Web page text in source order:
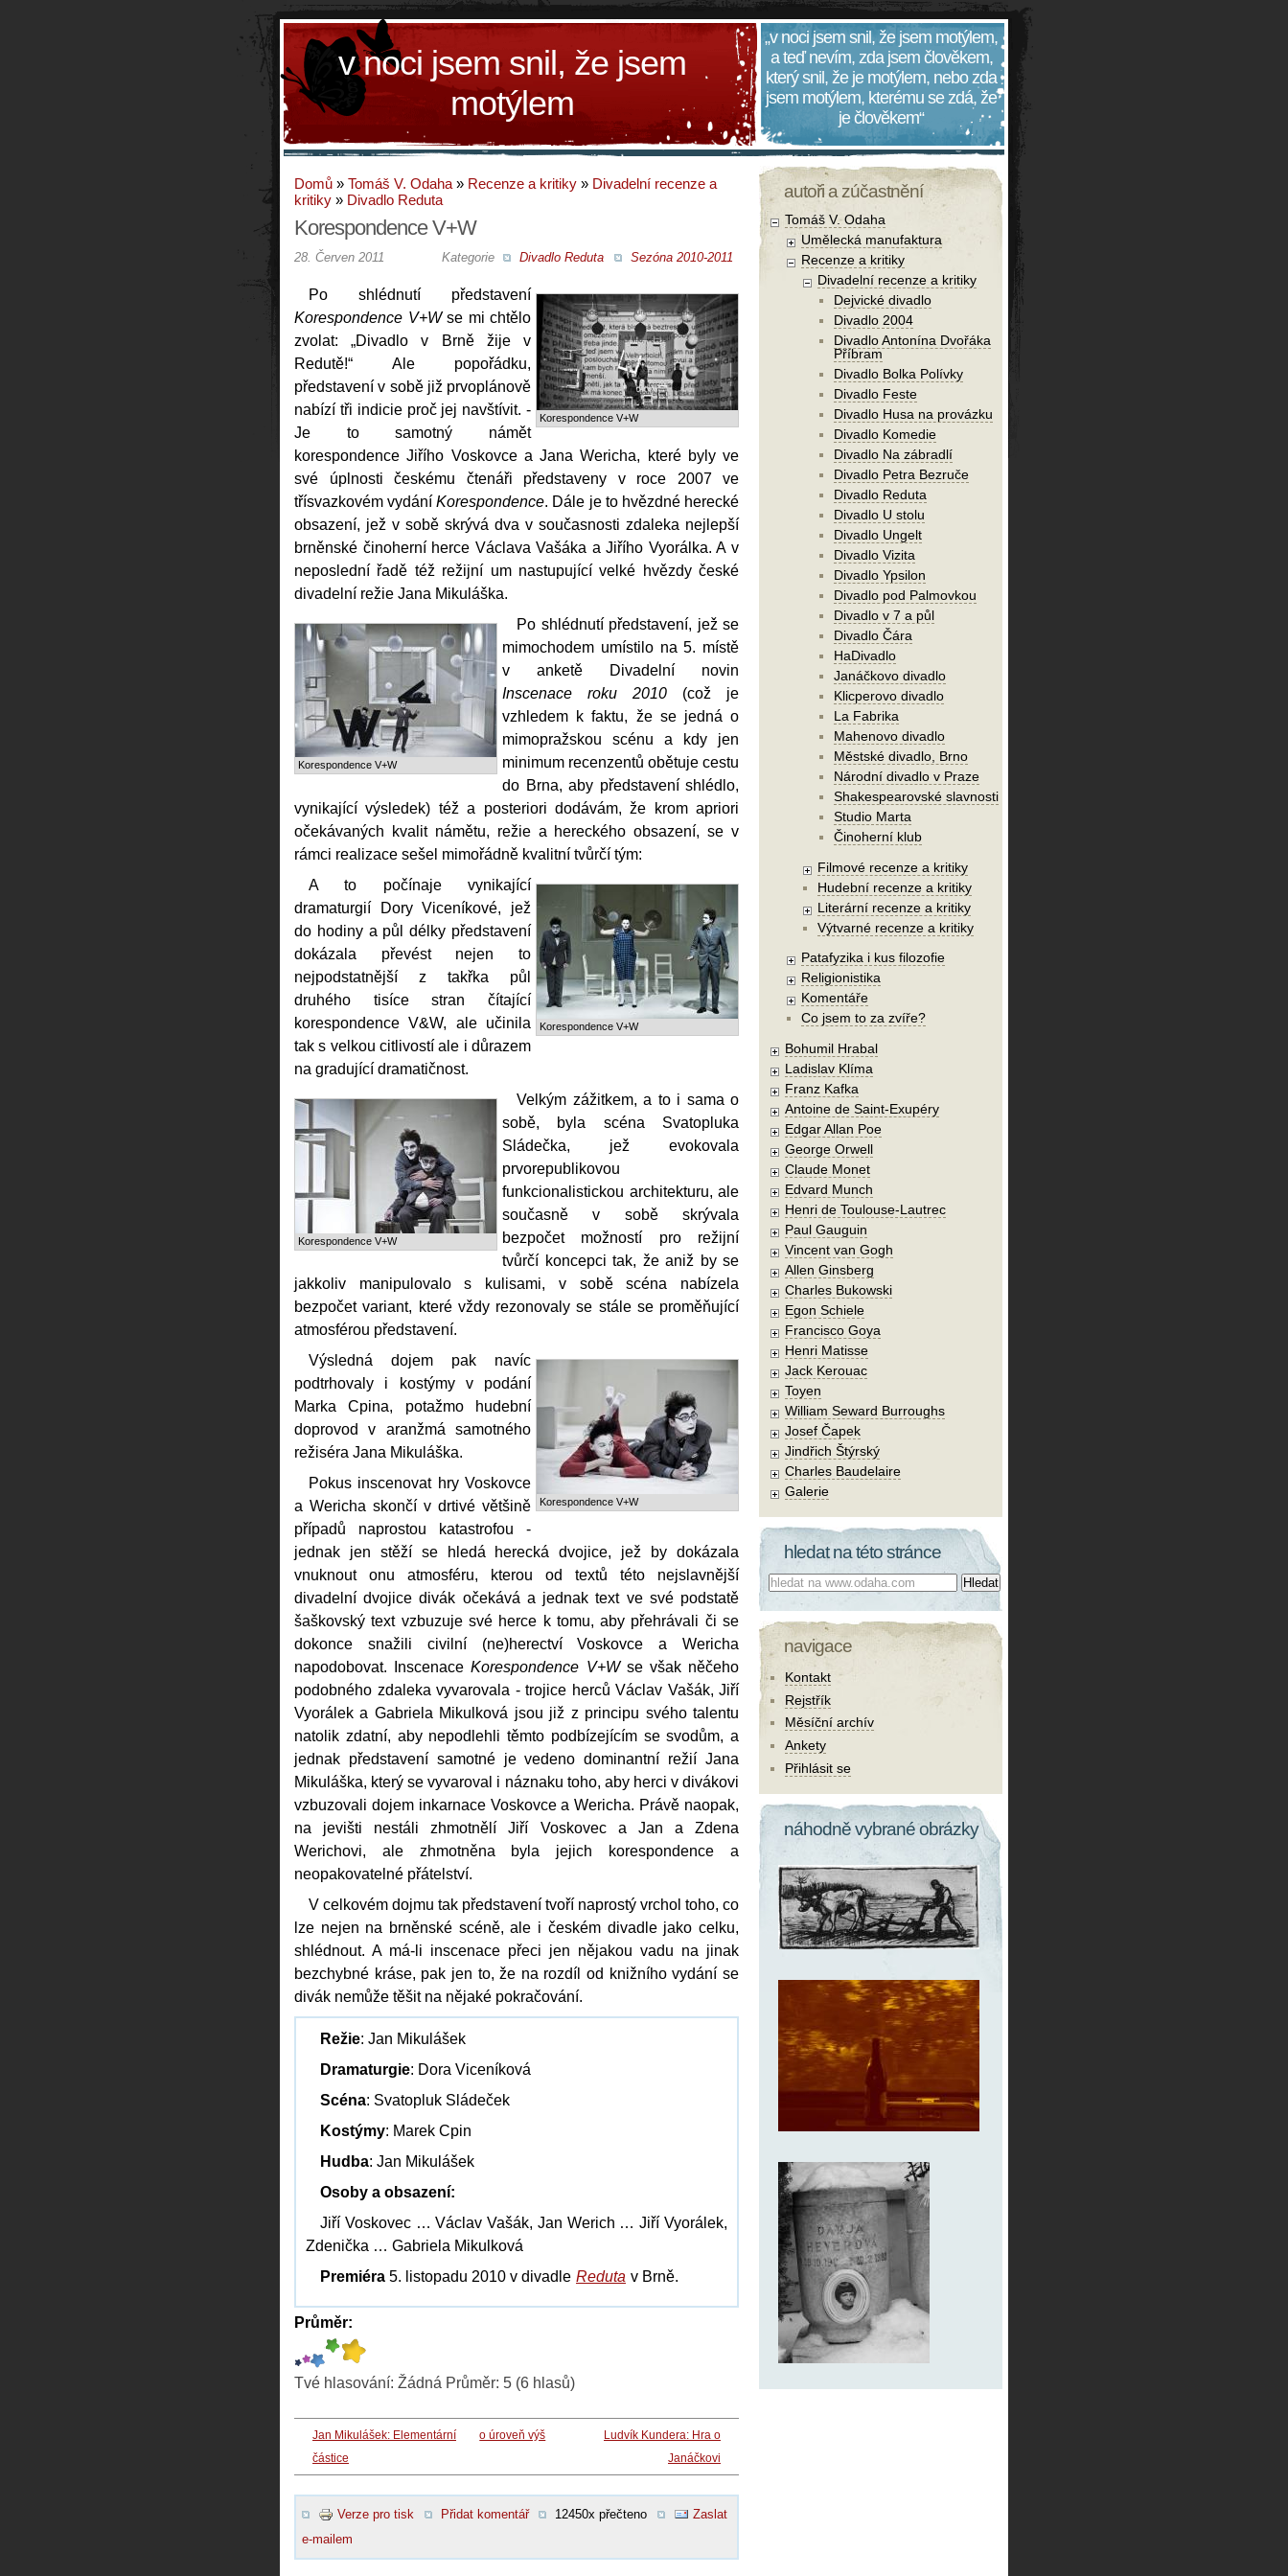
v noci jsem snil, že jsem
motýlem
„v noci jsem snil, že jsem motýlem,
a teď nevím, zda jsem člověkem,
který snil, že je motýlem, nebo zda
jsem motýlem, kterému se zdá, že
je člověkem“
Domů » Tomáš V. Odaha » Recenze a kritiky » Divadelní recenze a
kritiky » Divadlo Reduta
Korespondence V+W
Kategorie Divadlo Reduta Sezóna 2010-2011
28. Červen 2011
Korespondence V+W
Po shlédnutí představení
Korespondence V+Wse mi chtělo
zvolat: „Divadlo v Brně žije v
Redutě!“ Ale popořádku,
představení v sobě již prvoplánově
nabízí tři indicie proč jej navštívit. -
Je to samotný námět
korespondence Jiřího Voskovce a Jana Wericha, které byly ve
své úplnosti českému čtenáři představeny v roce 2007 ve
třísvazkovém vydáníKorespondence. Dále je to hvězdné herecké
obsazení, jež v sobě skrývá dva v současnosti zdaleka nejlepší
brněnské činoherní herce Václava Vašáka a Jiřího Vyorálka. A v
neposlední řadě též režijní um nastupující velké hvězdy české
divadelní režie Jana Mikuláška.
Korespondence V+W
Po shlédnutí představení, jež se
mimochodem umístilo na 5. místě
v anketě Divadelní novin
Inscenace roku 2010 (což je
vzhledem k faktu, že se jedná o
mimopražskou scénu a kdy jen
minimum recenzentů obětuje cestu
do Brna, aby představení shlédlo,
vynikající výsledek) též a posteriori dodávám, že krom apriori
očekávaných kvalit námětu, režie a hereckého obsazení, se v
rámci realizace sešel mimořádně kvalitní tvůrčí tým:
Korespondence V+W
A to počínaje vynikající
dramaturgií Dory Viceníkové, jež
do hodiny a půl délky představení
dokázala převést nejen to
nejpodstatnější z takřka půl
druhého tisíce stran čítající
korespondence V&W, ale učinila
tak s velkou citlivostí ale i důrazem
na gradující dramatičnost.
Korespondence V+W
Velkým zážitkem, a to i sama o
sobě, byla scéna Svatopluka
Sládečka, jež evokovala
prvorepublikovou
funkcionalistickou architekturu, ale
současně v sobě skrývala
bezpočet možností pro režijní
tvůrčí koncepci tak, že aniž by se
jakkoliv manipulovalo s kulisami, v sobě scéna nabízela
bezpočet variant, které vždy rezonovaly se stále se proměňující
atmosférou představení.
Korespondence V+W
Výsledná dojem pak navíc
podtrhovaly i kostýmy v podání
Marka Cpina, potažmo hudební
doprovod v aranžmá samotného
režiséra Jana Mikuláška.
Pokus inscenovat hry Voskovce
a Wericha skončí v drtivé většině
případů naprostou katastrofou -
jednak jen stěží se hledá herecká dvojice, jež by dokázala
vnuknout onu atmosféru, kterou od textů této nejslavnější
divadelní dvojice divák očekává a jednak text ve své podstatě
šaškovský text vzbuzuje své herce k tomu, aby přehrávali či se
dokonce snažili civilní (ne)herectví Voskovce a Wericha
napodobovat. InscenaceKorespondence V+Wse však něčeho
podobného zdaleka vyvarovala - trojice herců Václav Vašák, Jiří
Vyorálek a Gabriela Mikulková jsou již z principu svého talentu
natolik zdatní, aby nepodlehli těmto podbízejícím se svodům, a
jednak představení samotné je vedeno dominantní režií Jana
Mikuláška, který se vyvaroval i náznaku toho, aby herci v divákovi
vzbuzovali dojem inkarnace Voskovce a Wericha. Právě naopak,
na jevišti nestáli zhmotnělí Jiří Voskovec a Jan a Zdena
Werichovi, ale zhmotněna byla jejich korespondence a
neopakovatelné přátelství.
V celkovém dojmu tak představení tvoří naprostý vrchol toho, co
lze nejen na brněnské scéně, ale i českém divadle jako celku,
shlédnout. A má-li inscenace přeci jen nějakou vadu na jinak
bezchybné kráse, pak jen to, že na rozdíl od knižního vydání se
divák nemůže těšit na nějaké pokračování.
Režie: Jan Mikulášek
Dramaturgie: Dora Viceníková
Scéna: Svatopluk Sládeček
Kostýmy: Marek Cpin
Hudba: Jan Mikulášek
Osoby a obsazení:
Jiří Voskovec … Václav Vašák, Jan Werich … Jiří Vyorálek,
Zdenička … Gabriela Mikulková
Premiéra 5. listopadu 2010 v divadle Reduta v Brně.
Průměr:
Tvé hlasování: Žádná Průměr: 5 (6 hlasů)
Jan Mikulášek: Elementární
částice
o úroveň výš
Ludvík Kundera: Hra o
Janáčkovi
Verze pro tisk Přidat komentář 12450x přečteno
Zaslat
e-mailem
autoři a zúčastnění
Tomáš V. Odaha
Umělecká manufaktura
Recenze a kritiky
Divadelní recenze a kritiky
Dejvické divadlo
Divadlo 2004
Divadlo Antonína Dvořáka
Příbram
Divadlo Bolka Polívky
Divadlo Feste
Divadlo Husa na provázku
Divadlo Komedie
Divadlo Na zábradlí
Divadlo Petra Bezruče
Divadlo Reduta
Divadlo U stolu
Divadlo Ungelt
Divadlo Vizita
Divadlo Ypsilon
Divadlo pod Palmovkou
Divadlo v 7 a půl
Divadlo Čára
HaDivadlo
Janáčkovo divadlo
Klicperovo divadlo
La Fabrika
Mahenovo divadlo
Městské divadlo, Brno
Národní divadlo v Praze
Shakespearovské slavnosti
Studio Marta
Činoherní klub
Filmové recenze a kritiky
Hudební recenze a kritiky
Literární recenze a kritiky
Výtvarné recenze a kritiky
Patafyzika i kus filozofie
Religionistika
Komentáře
Co jsem to za zvíře?
Bohumil Hrabal
Ladislav Klíma
Franz Kafka
Antoine de Saint-Exupéry
Edgar Allan Poe
George Orwell
Claude Monet
Edvard Munch
Henri de Toulouse-Lautrec
Paul Gauguin
Vincent van Gogh
Allen Ginsberg
Charles Bukowski
Egon Schiele
Francisco Goya
Henri Matisse
Jack Kerouac
Toyen
William Seward Burroughs
Josef Čapek
Jindřich Štýrský
Charles Baudelaire
Galerie
hledat na této stránce
Co hledat:
navigace
Kontakt
Rejstřík
Měsíční archív
Ankety
Přihlásit se
náhodně vybrané obrázky